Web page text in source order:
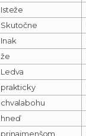
Isteže
Skutočne
Inak
že
Ledva
prakticky
chvalabohu
hneď
prinajmenšom